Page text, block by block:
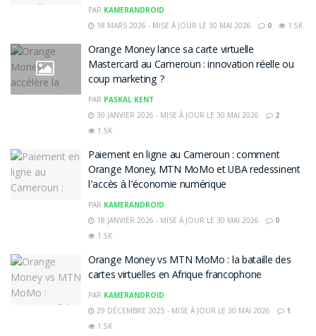
PAR KAMERANDROID
18 MARS 2026 - MISE À JOUR LE 30 MAI 2026
0 1.5K
Orange Money lance sa carte virtuelle
Mastercard au Cameroun : innovation réelle ou
coup marketing ?
PAR PASKAL KENT
30 JANVIER 2026 - MISE À JOUR LE 30 MAI 2026
2
1.5K
Paiement en ligne au Cameroun : comment
Orange Money, MTN MoMo et UBA redessinent
l’accès à l’économie numérique
PAR KAMERANDROID
18 JANVIER 2026 - MISE À JOUR LE 30 MAI 2026
0
1.5K
Orange Money vs MTN MoMo : la bataille des
cartes virtuelles en Afrique francophone
PAR KAMERANDROID
29 DÉCEMBRE 2025 - MISE À JOUR LE 30 MAI 2026
1
1.5K